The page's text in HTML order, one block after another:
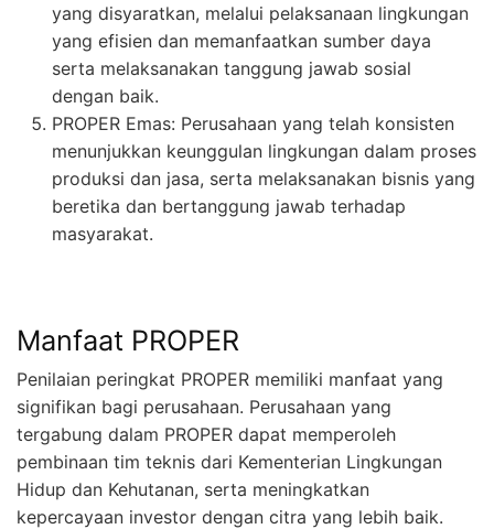
yang disyaratkan, melalui pelaksanaan lingkungan
yang efisien dan memanfaatkan sumber daya
serta melaksanakan tanggung jawab sosial
dengan baik.
PROPER Emas: Perusahaan yang telah konsisten
menunjukkan keunggulan lingkungan dalam proses
produksi dan jasa, serta melaksanakan bisnis yang
beretika dan bertanggung jawab terhadap
masyarakat.
Manfaat PROPER
Penilaian peringkat PROPER memiliki manfaat yang
signifikan bagi perusahaan. Perusahaan yang
tergabung dalam PROPER dapat memperoleh
pembinaan tim teknis dari Kementerian Lingkungan
Hidup dan Kehutanan, serta meningkatkan
kepercayaan investor dengan citra yang lebih baik.